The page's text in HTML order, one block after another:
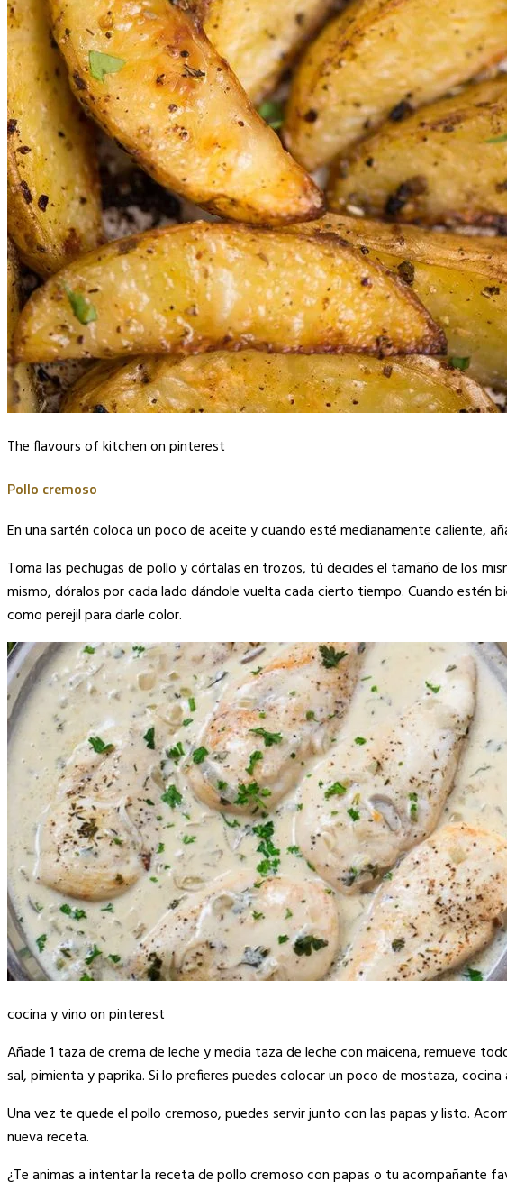
The flavours of kitchen on pinterest
Pollo cremoso
En una sartén coloca un poco de aceite y cuando esté medianamente caliente,
Toma las pechugas de pollo y córtalas en trozos, tú decides el tamaño de los
mismo, dóralos por cada lado dándole vuelta cada cierto tiempo. Cuando estén
como perejil para darle color.
cocina y vino on pinterest
Añade 1 taza de crema de leche y media taza de leche con maicena, remueve
sal, pimienta y paprika. Si lo prefieres puedes colocar un poco de mostaza,
Una vez te quede el pollo cremoso, puedes servir junto con las papas y listo.
nueva receta.
¿Te animas a intentar la receta de pollo cremoso con papas o tu acompañante